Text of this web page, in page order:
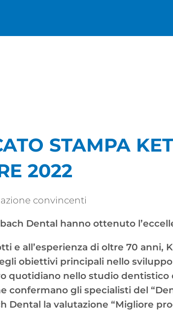
STAMPA
2022
convincenti
Dental hanno ottenuto
e all’esperienza di oltre 70
obiettivi principali nello
quotidiano nello studio
confermano gli specialisti del
Dental la valutazione “Migliore